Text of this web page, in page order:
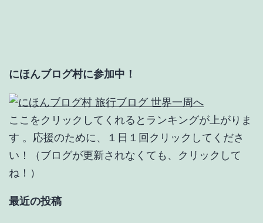
シ
ョ
ン
にほんブログ村に参加中！
ここをクリックしてくれるとランキングが上がりま
す 。応援のために、１日１回クリックしてくださ
い！（ブログが更新されなくても、クリックして
ね！）
最近の投稿